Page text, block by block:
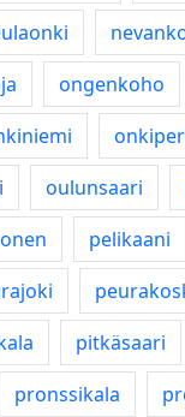
ongenkoho
oulunsaari
pelikaani
pitkäsaari
pronssikala